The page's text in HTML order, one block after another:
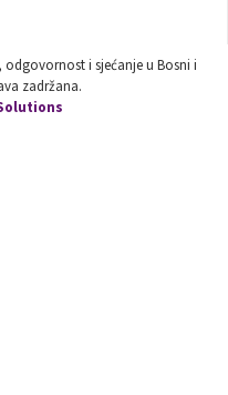
odgovornost i sjećanje u Bosni i
zadržana.